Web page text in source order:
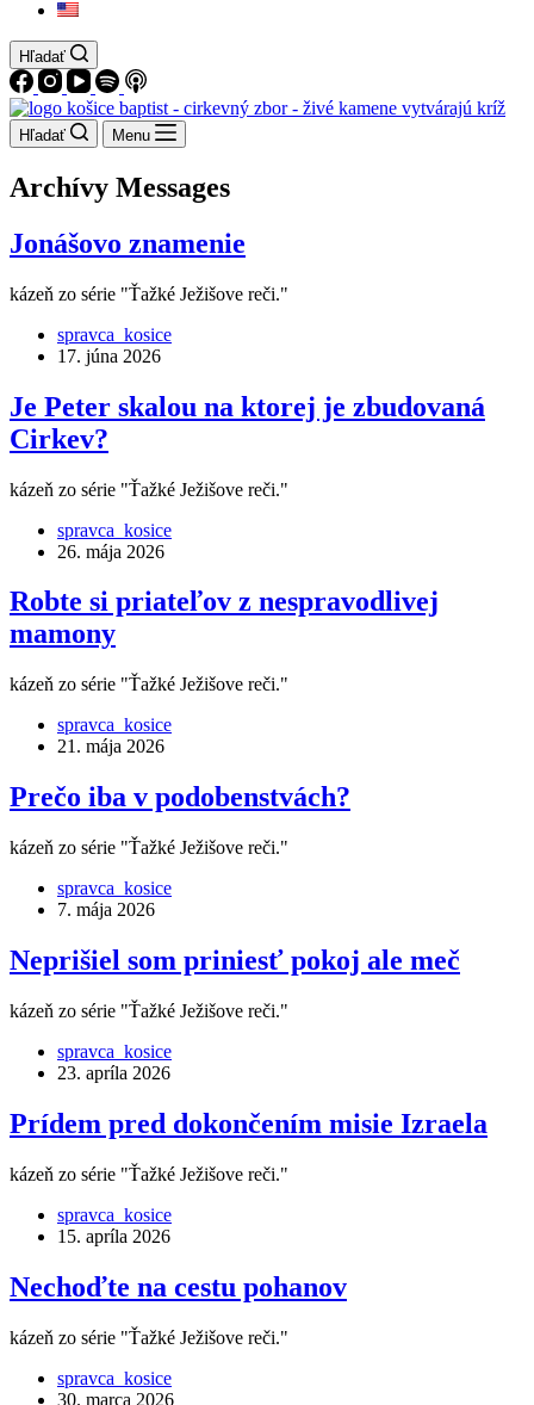
Hľadať
Hľadať Menu
Archívy Messages
Jonášovo znamenie
kázeň zo série "Ťažké Ježišove reči."
spravca_kosice
17. júna 2026
Je Peter skalou na ktorej je zbudovaná
Cirkev?
kázeň zo série "Ťažké Ježišove reči."
spravca_kosice
26. mája 2026
Robte si priateľov z nespravodlivej
mamony
kázeň zo série "Ťažké Ježišove reči."
spravca_kosice
21. mája 2026
Prečo iba v podobenstvách?
kázeň zo série "Ťažké Ježišove reči."
spravca_kosice
7. mája 2026
Neprišiel som priniesť pokoj ale meč
kázeň zo série "Ťažké Ježišove reči."
spravca_kosice
23. apríla 2026
Prídem pred dokončením misie Izraela
kázeň zo série "Ťažké Ježišove reči."
spravca_kosice
15. apríla 2026
Nechoďte na cestu pohanov
kázeň zo série "Ťažké Ježišove reči."
spravca_kosice
30. marca 2026